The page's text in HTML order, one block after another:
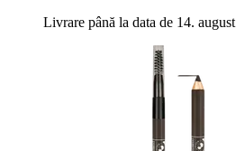
Livrare până la data de 14. august